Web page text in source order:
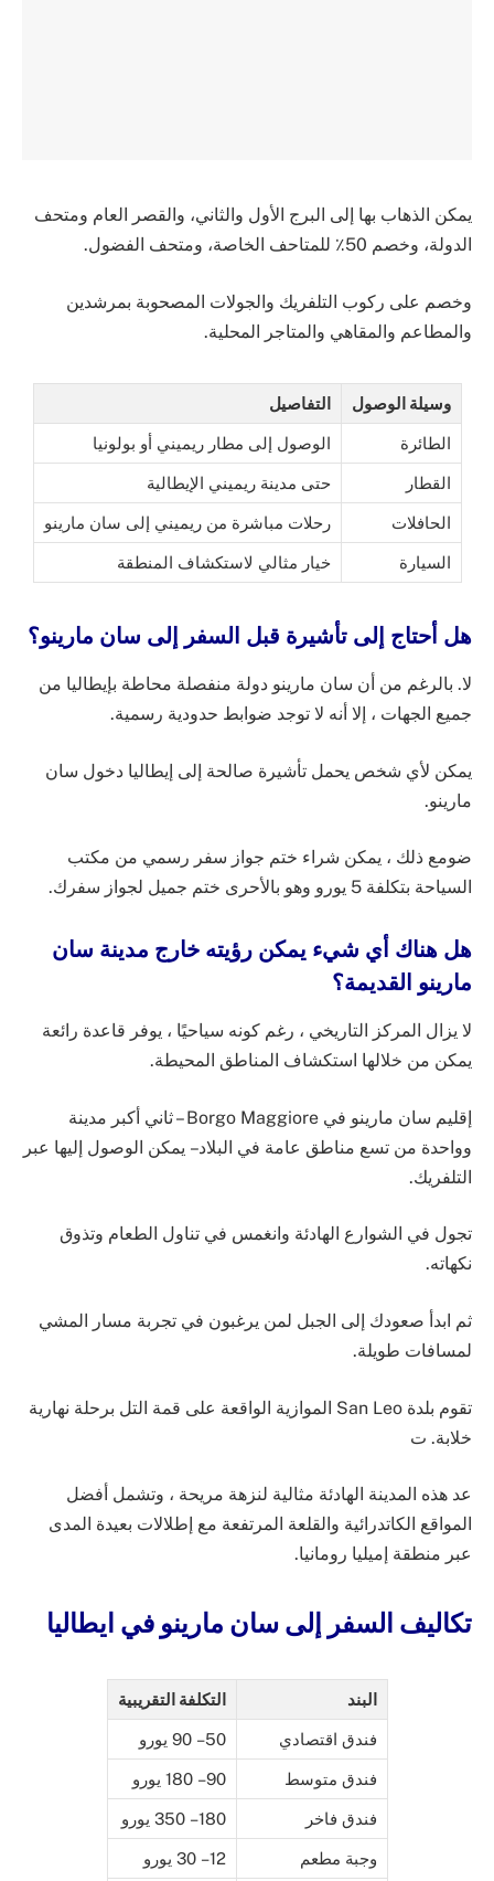
يمكن الذهاب بها إلى البرج الأول والثاني، والقصر العام ومتحف
الدولة، وخصم 50٪ للمتاحف الخاصة، ومتحف الفضول.
وخصم على ركوب التلفريك والجولات المصحوبة بمرشدين
والمطاعم والمقاهي والمتاجر المحلية.
وسيلة الوصول التفاصيل
الطائرة الوصول إلى مطار ريميني أو بولونيا
القطار حتى مدينة ريميني الإيطالية
الحافلات رحلات مباشرة من ريميني إلى سان مارينو
السيارة خيار مثالي لاستكشاف المنطقة
هل أحتاج إلى تأشيرة قبل السفر إلى سان مارينو؟
لا. بالرغم من أن سان مارينو دولة منفصلة محاطة بإيطاليا من
جميع الجهات ، إلا أنه لا توجد ضوابط حدودية رسمية.
يمكن لأي شخص يحمل تأشيرة صالحة إلى إيطاليا دخول سان
مارينو.
ضومع ذلك ، يمكن شراء ختم جواز سفر رسمي من مكتب
السياحة بتكلفة 5 يورو وهو بالأحرى ختم جميل لجواز سفرك.
هل هناك أي شيء يمكن رؤيته خارج مدينة سان
مارينو القديمة؟
لا يزال المركز التاريخي ، رغم كونه سياحيًا ، يوفر قاعدة رائعة
يمكن من خلالها استكشاف المناطق المحيطة.
إقليم سان مارينو في Borgo Maggiore – ثاني أكبر مدينة
وواحدة من تسع مناطق عامة في البلاد – يمكن الوصول إليها عبر
التلفريك.
تجول في الشوارع الهادئة وانغمس في تناول الطعام وتذوق
نكهاته.
ثم ابدأ صعودك إلى الجبل لمن يرغبون في تجربة مسار المشي
لمسافات طويلة.
تقوم بلدة San Leo الموازية الواقعة على قمة التل برحلة نهارية
خلابة. ت
عد هذه المدينة الهادئة مثالية لنزهة مريحة ، وتشمل أفضل
المواقع الكاتدرائية والقلعة المرتفعة مع إطلالات بعيدة المدى
عبر منطقة إميليا رومانيا.
تكاليف السفر إلى سان مارينو في ايطاليا
البند التكلفة التقريبية
فندق اقتصادي 50 – 90 يورو
فندق متوسط 90 – 180 يورو
فندق فاخر 180 – 350 يورو
وجبة مطعم 12 – 30 يورو